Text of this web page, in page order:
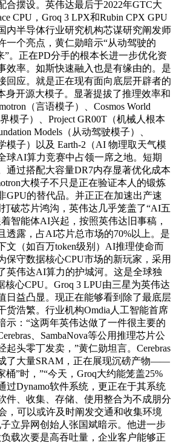
合摆设。英伟达最后于2022年GTC大
CPU，Groq 3 LPX和Rubin CPX GPU
内半导体行业研究机构芯谋研究阐发师
一个亮点，黄仁勋暗示“从动驾驶的
”。正在PD分手的根本长进一步优化资
效率。如斯快速融入也是有缘由的。是
回应。就是正在现有面向底层开辟者的
身开源大模子。显著提拔了推理效率和
（言语模子）、Cosmos World
模子）、Project GR00T（机械人根本
Models（从动驾驶模子）、
模子）以及 Earth-2（AI 物理取天气模
球AI算力竞赛中占领一席之地。短期
通过搭配大容量DR7内存显著优化成本
大模子不只是正在验证本人的锻炼
GPU的替代品。并正正在加速出产速
破芯片鸿沟，英伟达几乎笼盖了“AI五
智能体AI兴起，按照英伟达旧事稿，
透露，占AI芯片总市场的70%以上。是
文（如百万token级别）AI推理使命而
保守数据核心CPU市场的新玩家，采用
英伟达AI算力的护城河。这是全球独
核心CPU。Groq 3 LPU由三星为英伟达
日益凸显。现正在能够看到除了最底层
货浩繁。行业机构Omdia人工智能首席
示：“这两年英伟达做了一件很主要的
、SambaNova等公用推理芯片公
起头零丁发卖，”黄仁勋坦言。Cerebras
了大量SRAM，正在展现沉磅产物——
桶”时，”“今天，Groq大约能笼盖25%
过Dynamo软件系统，更正在于其系统
、收集、存储、使用整合为不成朋分
，可以或许及时阐发交通和收集环境
立异网创始人张国斌暗示。他进一步
载次要是高吞吐量，企业客户能够正